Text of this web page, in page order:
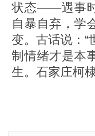
状态——遇事时
自暴自弃，学
变。古话说：“
制情绪才是本
生。石家庄柯